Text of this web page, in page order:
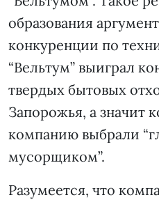
образования
конкуренции по
“Вельтум” выиграл
твердых бытовых
Запорожья, а значит
компанию выбрали
мусорщиком”.
Разумеется, что